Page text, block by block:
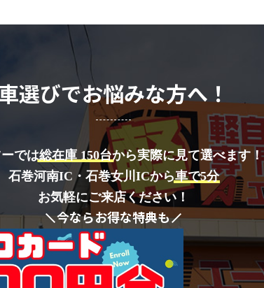
選びでお悩みな方へ！
では総在庫 150台から実際に見て選べます！
石巻河南IC・石巻女川ICから車で5分
お気軽にご来店ください！
今ならお得な特典も